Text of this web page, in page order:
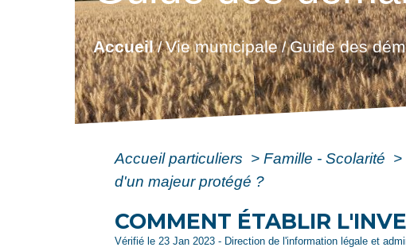
Accueil/Vie municipale/Guide des
Accueil particuliers > Famille - Scolarité >
d'un majeur protégé ?
COMMENT ÉTABLIR
Vérifié le 23 Jan 2023 - Direction de l'information légale et